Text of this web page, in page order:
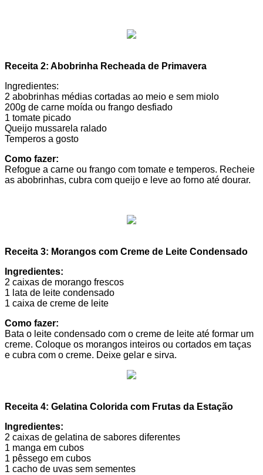
Receita 2: Abobrinha Recheada de Primavera
Ingredientes:
2 abobrinhas médias cortadas ao meio e sem miolo
200g de carne moída ou frango desfiado
1 tomate picado
Queijo mussarela ralado
Temperos a gosto
Como fazer:
Refogue a carne ou frango com tomate e temperos. Recheie
as abobrinhas, cubra com queijo e leve ao forno até dourar.
Receita 3: Morangos com Creme de Leite Condensado
Ingredientes:
2 caixas de morango frescos
1 lata de leite condensado
1 caixa de creme de leite
Como fazer:
Bata o leite condensado com o creme de leite até formar um
creme. Coloque os morangos inteiros ou cortados em taças
e cubra com o creme. Deixe gelar e sirva.
Receita 4: Gelatina Colorida com Frutas da Estação
Ingredientes:
2 caixas de gelatina de sabores diferentes
1 manga em cubos
1 pêssego em cubos
1 cacho de uvas sem sementes